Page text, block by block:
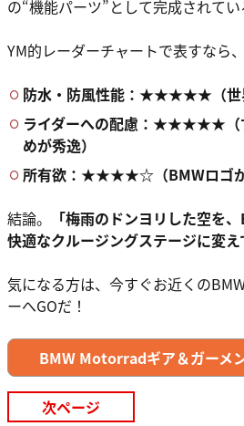
の“機能パーツ”として完成されてい
YM的レーダーチャートで表すなら、
防水・防風性能：★★★★★（世
ライダーへの配慮：★★★★★（
めが秀逸）
所有欲：★★★★☆（BMWロゴが
結論。
「梅雨のドンヨリした空を
快適なクルージングステージに変え
気になる方は、今すぐお近くの
ーへGOだ！
BMW Motorradギア＆ガーメ
次ページ